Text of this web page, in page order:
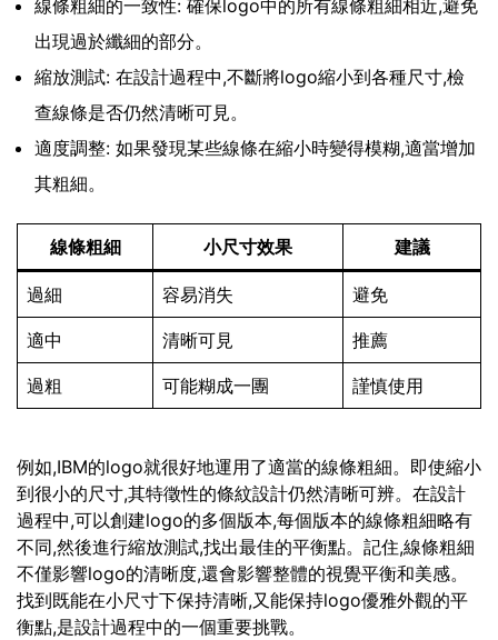
線條粗細的一致性: 確保logo中的所有線條粗細相近,避免
出現過於纖細的部分。
縮放測試: 在設計過程中,不斷將logo縮小到各種尺寸,檢
查線條是否仍然清晰可見。
適度調整: 如果發現某些線條在縮小時變得模糊,適當增加
其粗細。
線條粗細 小尺寸效果 建議
過細 容易消失 避免
適中 清晰可見 推薦
過粗 可能糊成一團 謹慎使用
例如,IBM的logo就很好地運用了適當的線條粗細。即使縮小
到很小的尺寸,其特徵性的條紋設計仍然清晰可辨。在設計
過程中,可以創建logo的多個版本,每個版本的線條粗細略有
不同,然後進行縮放測試,找出最佳的平衡點。記住,線條粗細
不僅影響logo的清晰度,還會影響整體的視覺平衡和美感。
找到既能在小尺寸下保持清晰,又能保持logo優雅外觀的平
衡點,是設計過程中的一個重要挑戰。